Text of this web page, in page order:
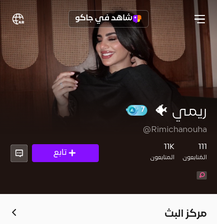
شاهد في جاكو
ريمي 🐠
7
@Rimichanouha
المُتابعون
11K
المتابعون
تابع
مركز البث